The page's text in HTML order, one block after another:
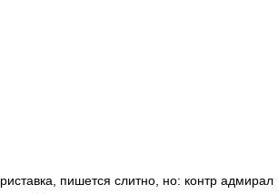
пишется слитно, но: контр адмирал